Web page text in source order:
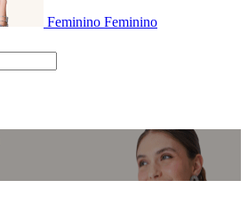
Feminino Feminino